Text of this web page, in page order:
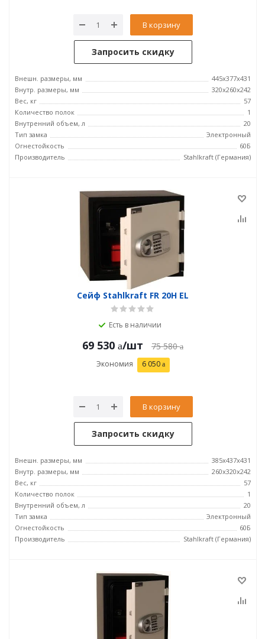
В корзину
Запросить скидку
Внешн. размеры, мм
445x377x431
Внутр. размеры, мм
320x260x242
Вес, кг
57
Количество полок
1
Внутренний объем, л
20
Тип замка
Электронный
Огнестойкость
60Б
Производитель
Stahlkraft (Германия)
Сейф Stahlkraft FR 20H EL
Есть в наличии
69 530 /шт 75 580
Экономия 6 050
В корзину
Запросить скидку
Внешн. размеры, мм
385х437х431
Внутр. размеры, мм
260х320х242
Вес, кг
57
Количество полок
1
Внутренний объем, л
20
Тип замка
Электронный
Огнестойкость
60Б
Производитель
Stahlkraft (Германия)